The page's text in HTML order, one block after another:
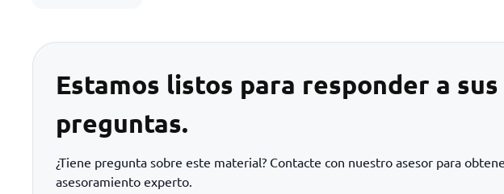
Estamos listos para responder a sus
preguntas.
¿Tiene pregunta sobre este material? Contacte con nuestro asesor para
asesoramiento experto.